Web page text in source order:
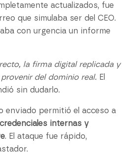
actualizados, fue
que simulaba ser del CEO.
con urgencia un informe
la firma digital replicada y
del dominio real. El
sin dudarlo.
enviado permitió el acceso a
internas y
. El ataque fue rápido,